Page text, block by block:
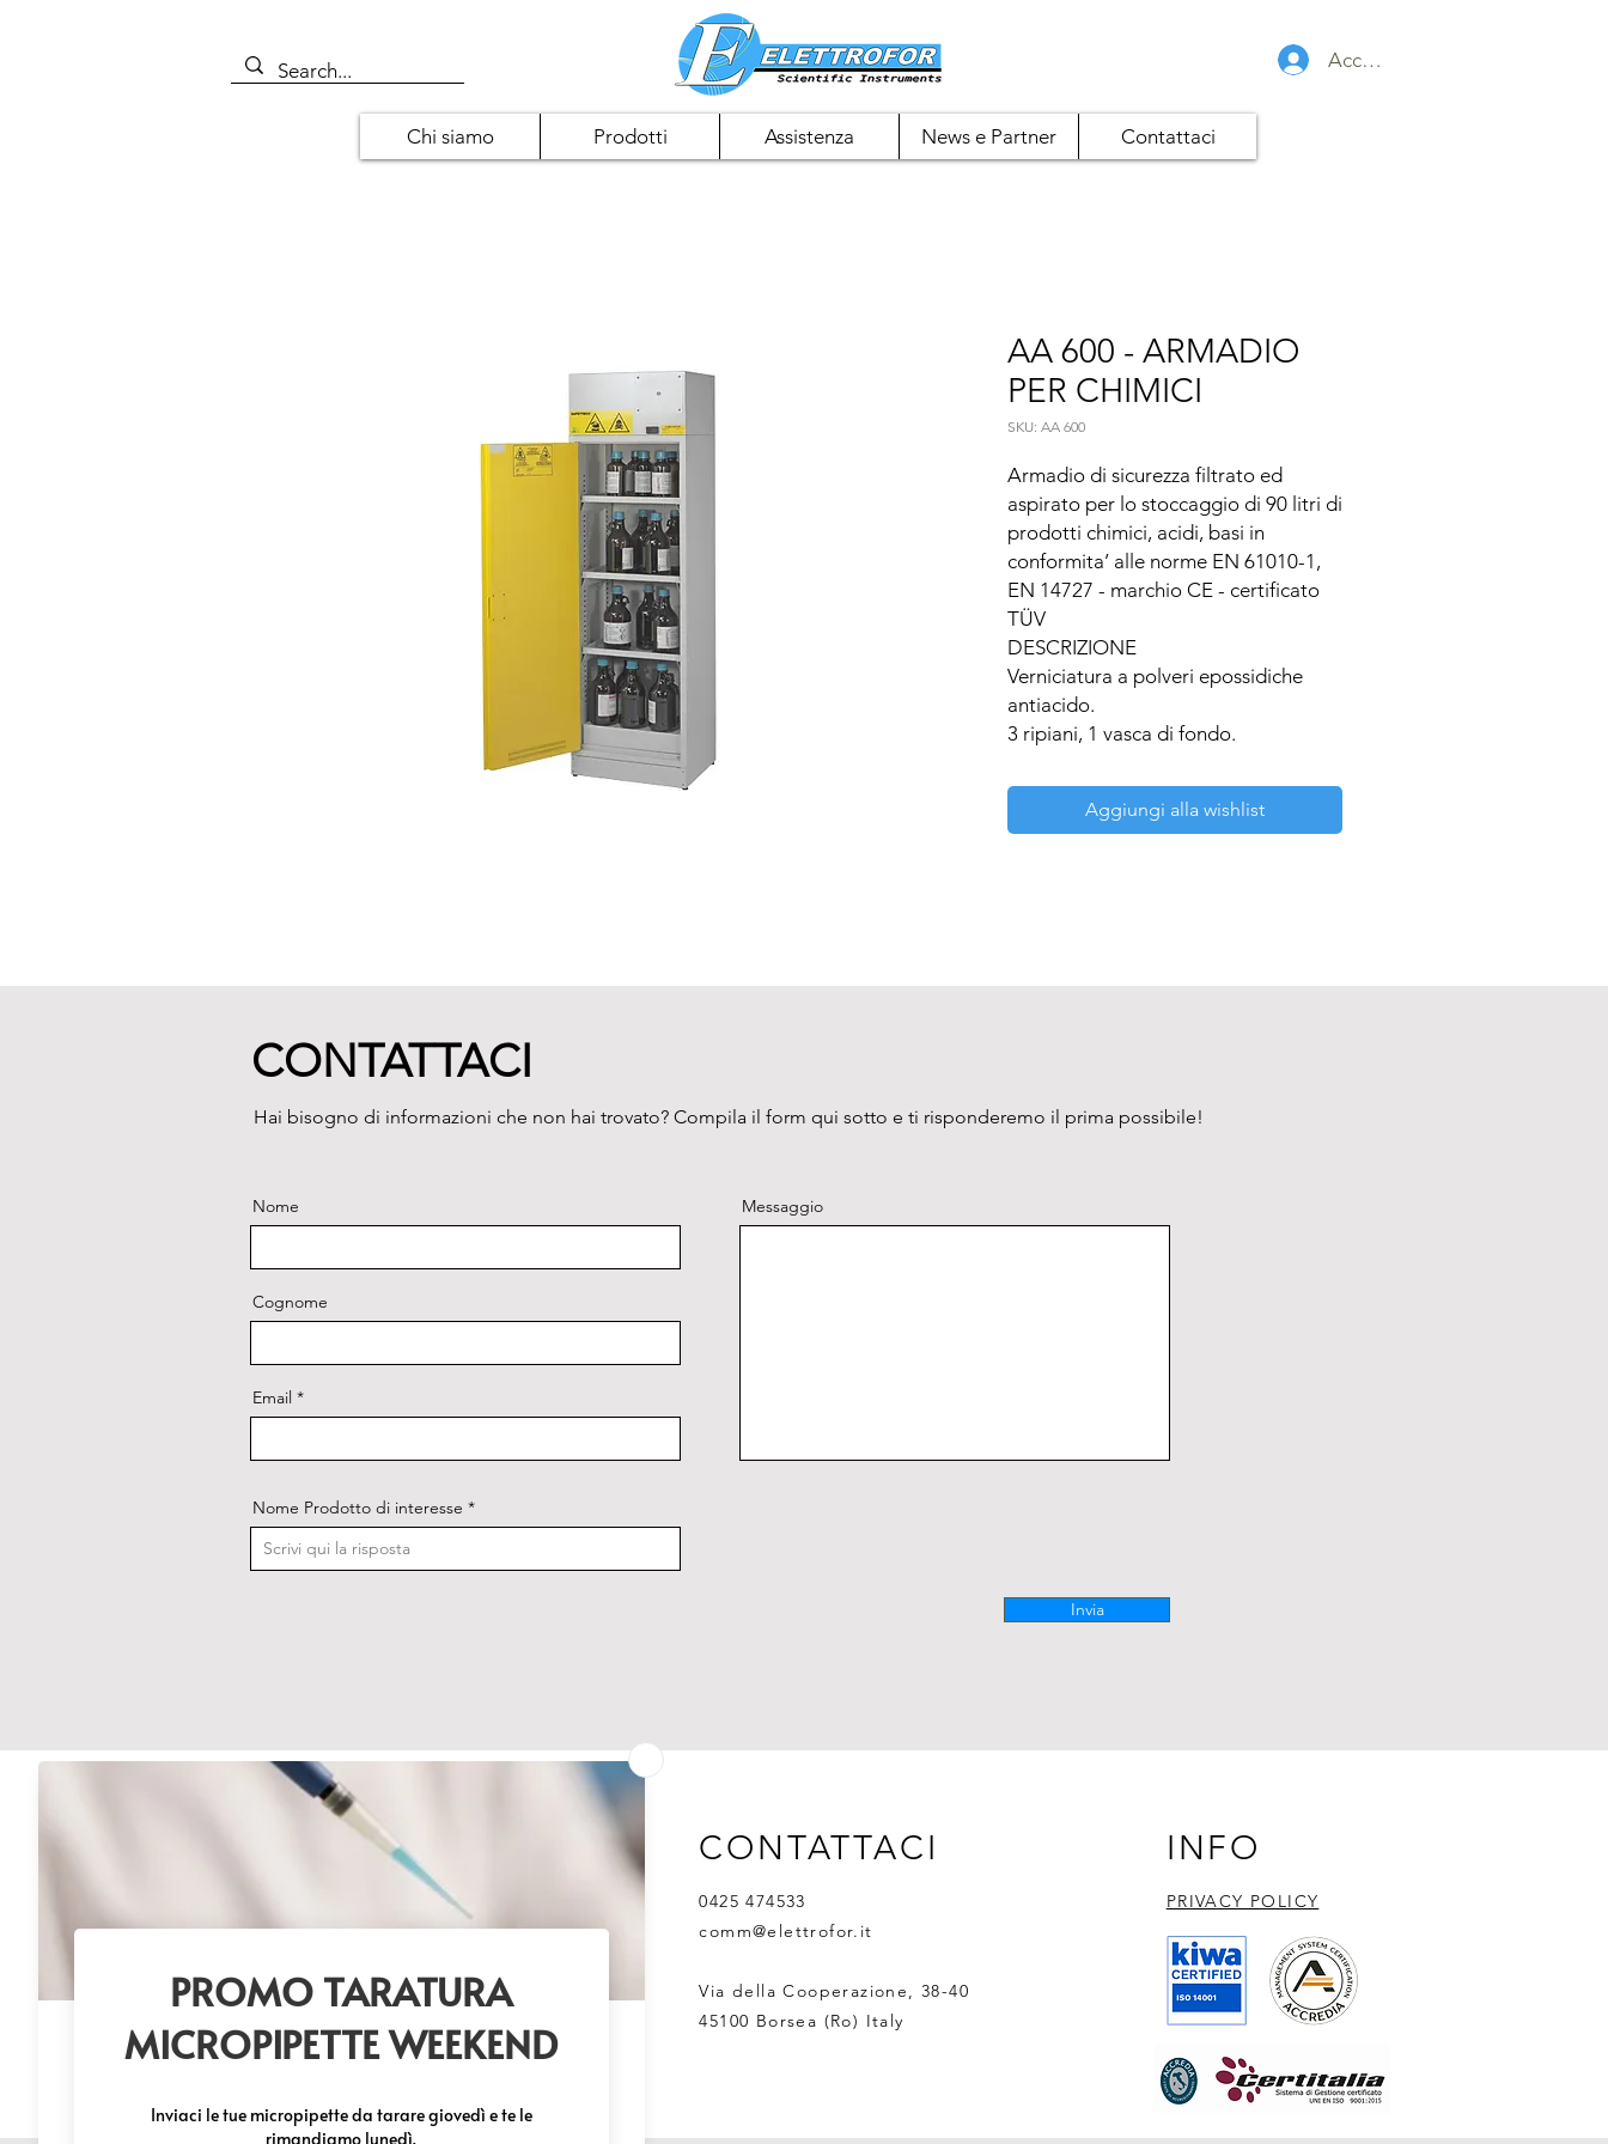
Accedi
Chi siamo Prodotti Assistenza News e Partner Contattaci
AA 600 - ARMADIO
PER CHIMICI
SKU: AA 600
Armadio di sicurezza filtrato ed
aspirato per lo stoccaggio di 90 litri di
prodotti chimici, acidi, basi in
conformita’ alle norme EN 61010-1,
EN 14727 - marchio CE - certificato
TÜV
DESCRIZIONE
Verniciatura a polveri epossidiche
antiacido.
3 ripiani, 1 vasca di fondo.
Carbox®.
Cunctator® per la sostituzione della
DETTAGLI
Peso: 83 Kg
Filtro di ricambio (cod.art.F007)
Aggiungi alla wishlist
CONTATTACI
Hai bisogno di informazioni che non hai trovato? Compila il form qui sotto e ti risponderemo il prima possibile!
Nome
Cognome
Email
Messaggio
Nome Prodotto di interesse
Invia
CONTATTACI
0425 474533
comm@elettrofor.it
Via della Cooperazione, 38-40
45100 Borsea (Ro) Italy
INFO
PRIVACY POLICY​